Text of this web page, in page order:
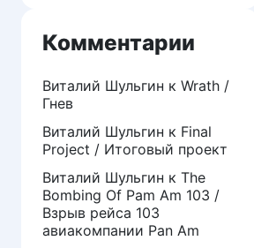
Комментарии
Виталий Шульгин к Wrath /
Гнев
Виталий Шульгин к Final
Project / Итоговый проект
Виталий Шульгин к The
Bombing Of Pam Am 103 /
Взрыв рейса 103
авиакомпании Pan Am